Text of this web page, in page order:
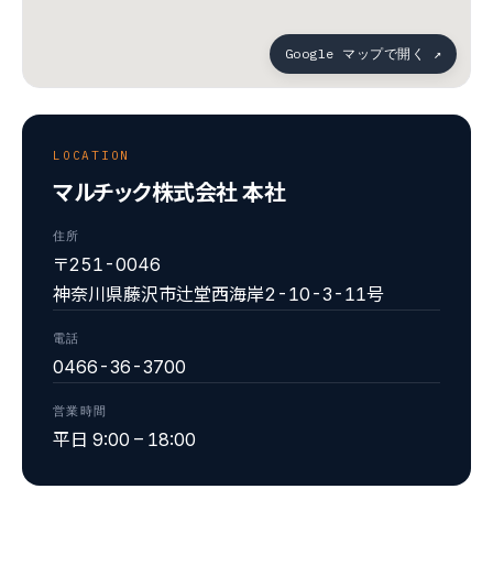
Google マップで開く ↗
LOCATION
マルチック株式会社 本社
住所
〒251-0046
神奈川県藤沢市辻堂西海岸2-10-3-11号
電話
0466-36-3700
営業時間
平日 9:00 – 18:00